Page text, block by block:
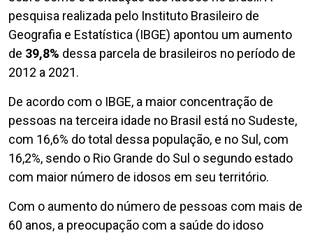
pesquisa realizada pelo Instituto Brasileiro de
Geografia e Estatística (IBGE) apontou um aumento
de 39,8% dessa parcela de brasileiros no período de
2012 a 2021.
De acordo com o IBGE, a maior concentração de
pessoas na terceira idade no Brasil está no Sudeste,
com 16,6% do total dessa população, e no Sul, com
16,2%, sendo o Rio Grande do Sul o segundo estado
com maior número de idosos em seu território.
Com o aumento do número de pessoas com mais de
60 anos, a preocupação com a saúde do idoso